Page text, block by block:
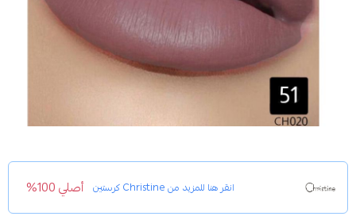
انقر هنا للمزيد منChristine كرستين أصلي 100%